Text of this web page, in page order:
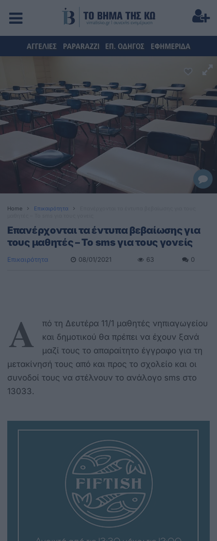
ΑΓΓΕΛΙΕΣ PAPARAZZI ΕΠ. ΟΔΗΓΟΣ ΕΦΗΜΕΡΙΔΑ
Home Επικαιρότητα
Επανέρχονται τα έντυπα βεβαίωσης για
τους μαθητές – Το sms για τους γονείς
Επικαιρότητα 08/01/2021 63 0
Α
πό τη Δευτέρα 11/1 μαθητές νηπιαγωγείου
και δημοτικού θα πρέπει να έχουν ξανά
μαζί τους το απαραίτητο έγγραφο για τη
μετακίνησή τους από και προς το σχολείο και οι
συνοδοί τους να στέλνουν το ανάλογο sms στο
13033.